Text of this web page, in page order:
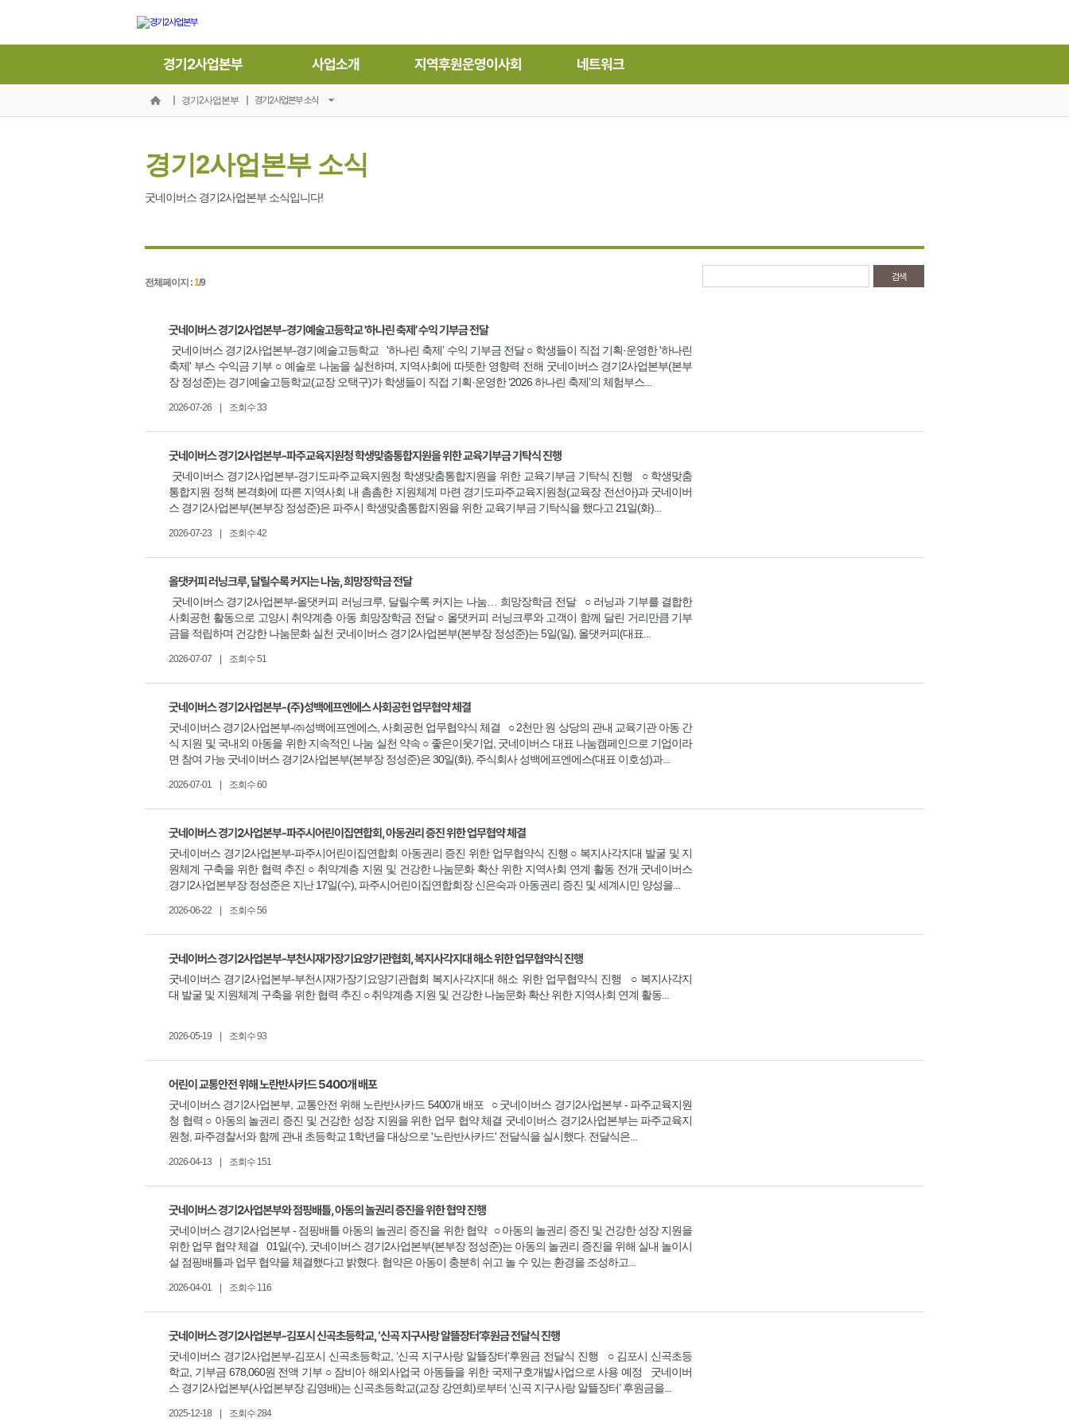
경기2사업본부 사업소개 지역후원운영이사회 네트워크
경기2사업본부 경기2사업본부 소식
경기2사업본부 소식
굿네이버스 경기2사업본부 소식입니다!
전체페이지 :1/9
굿네이버스 경기2사업본부-경기예술고등학교 '하나린 축제’ 수익 기부금 전달
굿네이버스 경기2사업본부-경기예술고등학교 '하나린 축제’ 수익 기부금 전달 ○ 학생들이 직접 기획·운영한 '하나린
축제' 부스 수익금 기부 ○ 예술로 나눔을 실천하며, 지역사회에 따뜻한 영향력 전해 굿네이버스 경기2사업본부(본부
장 정성준)는 경기예술고등학교(교장 오택구)가 학생들이 직접 기획·운영한 ‘2026 하나린 축제’의 체험부스...
2026-07-26 조회수 33
굿네이버스 경기2사업본부-파주교육지원청 학생맞춤통합지원을 위한 교육기부금 기탁식 진행
굿네이버스 경기2사업본부-경기도파주교육지원청 학생맞춤통합지원을 위한 교육기부금 기탁식 진행 ○ 학생맞춤
통합지원 정책 본격화에 따른 지역사회 내 촘촘한 지원체계 마련 경기도파주교육지원청(교육장 전선아)과 굿네이버
스 경기2사업본부(본부장 정성준)은 파주시 학생맞춤통합지원을 위한 교육기부금 기탁식을 했다고 21일(화)...
2026-07-23 조회수 42
올댓커피 러닝크루, 달릴수록 커지는 나눔, 희망장학금 전달
굿네이버스 경기2사업본부-올댓커피 러닝크루, 달릴수록 커지는 나눔… 희망장학금 전달 ○ 러닝과 기부를 결합한
사회공헌 활동으로 고양시 취약계층 아동 희망장학금 전달 ○ 올댓커피 러닝크루와 고객이 함께 달린 거리만큼 기부
금을 적립하며 건강한 나눔문화 실천 굿네이버스 경기2사업본부(본부장 정성준)는 5일(일), 올댓커피(대표...
2026-07-07 조회수 51
굿네이버스 경기2사업본부-(주)성백에프엔에스 사회공헌 업무협약 체결
굿네이버스 경기2사업본부-㈜성백에프엔에스, 사회공헌 업무협약식 체결 ○ 2천만 원 상당의 관내 교육기관 아동 간
식 지원 및 국내외 아동을 위한 지속적인 나눔 실천 약속 ○ 좋은이웃기업, 굿네이버스 대표 나눔캠페인으로 기업이라
면 참여 가능 굿네이버스 경기2사업본부(본부장 정성준)은 30일(화), 주식회사 성백에프엔에스(대표 이호성)과...
2026-07-01 조회수 60
굿네이버스 경기2사업본부-파주시어린이집연합회, 아동권리 증진 위한 업무협약 체결
굿네이버스 경기2사업본부-파주시어린이집연합회 아동권리 증진 위한 업무협약식 진행 ○ 복지사각지대 발굴 및 지
원체계 구축을 위한 협력 추진 ○ 취약계층 지원 및 건강한 나눔문화 확산 위한 지역사회 연계 활동 전개 굿네이버스
경기2사업본부장 정성준은 지난 17일(수), 파주시어린이집연합회장 신은숙과 아동권리 증진 및 세계시민 양성을...
2026-06-22 조회수 56
굿네이버스 경기2사업본부-부천시재가장기요양기관협회, 복지사각지대 해소 위한 업무협약식 진행
굿네이버스 경기2사업본부-부천시재가장기요양기관협회 복지사각지대 해소 위한 업무협약식 진행 ○ 복지사각지
대 발굴 및 지원체계 구축을 위한 협력 추진 ○ 취약계층 지원 및 건강한 나눔문화 확산 위한 지역사회 연계 활동...
2026-05-19 조회수 93
어린이 교통안전 위해 노란반사카드 5400개 배포
굿네이버스 경기2사업본부, 교통안전 위해 노란반사카드 5400개 배포 ○ 굿네이버스 경기2사업본부 - 파주교육지원
청 협력 ○ 아동의 놀권리 증진 및 건강한 성장 지원을 위한 업무 협약 체결 굿네이버스 경기2사업본부는 파주교육지
원청, 파주경찰서와 함께 관내 초등학교 1학년을 대상으로 '노란반사카드' 전달식을 실시했다. 전달식은...
2026-04-13 조회수 151
굿네이버스 경기2사업본부와 점핑배틀, 아동의 놀권리 증진을 위한 협약 진행
굿네이버스 경기2사업본부 - 점핑배틀 아동의 놀권리 증진을 위한 협약 ○ 아동의 놀권리 증진 및 건강한 성장 지원을
위한 업무 협약 체결 01일(수), 굿네이버스 경기2사업본부(본부장 정성준)는 아동의 놀권리 증진을 위해 실내 놀이시
설 점핑배틀과 업무 협약을 체결했다고 밝혔다. 협약은 아동이 충분히 쉬고 놀 수 있는 환경을 조성하고...
2026-04-01 조회수 116
굿네이버스 경기2사업본부-김포시 신곡초등학교, ‘신곡 지구사랑 알뜰장터’후원금 전달식 진행
굿네이버스 경기2사업본부-김포시 신곡초등학교, ‘신곡 지구사랑 알뜰장터’후원금 전달식 진행 ○ 김포시 신곡초등
학교, 기부금 678,060원 전액 기부 ○ 잠비아 해외사업국 아동들을 위한 국제구호개발사업으로 사용 예정 굿네이버
스 경기2사업본부(사업본부장 김영배)는 신곡초등학교(교장 강연희)로부터 ‘신곡 지구사랑 알뜰장터’ 후원금을...
2025-12-18 조회수 284